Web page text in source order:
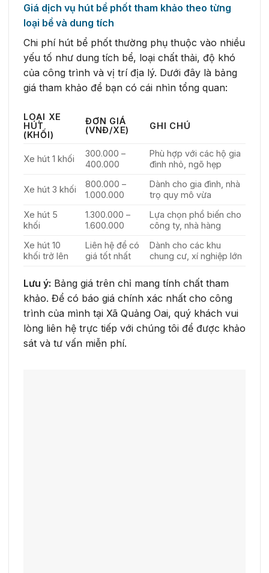
Giá dịch vụ hút bể phốt tham khảo theo từng
loại bể và dung tích
Chi phí hút bể phốt thường phụ thuộc vào nhiều
yếu tố như dung tích bể, loại chất thải, độ khó
của công trình và vị trí địa lý. Dưới đây là bảng
giá tham khảo để bạn có cái nhìn tổng quan:
LOẠI XE
HÚT
(KHỐI)
ĐƠN GIÁ
(VNĐ/XE)
GHI CHÚ
Xe hút 1 khối
300.000 –
400.000
Phù hợp với các hộ gia
đình nhỏ, ngõ hẹp
Xe hút 3 khối
800.000 –
1.000.000
Dành cho gia đình, nhà
trọ quy mô vừa
Xe hút 5
khối
1.300.000 –
1.600.000
Lựa chọn phổ biến cho
công ty, nhà hàng
Xe hút 10
khối trở lên
Liên hệ để có
giá tốt nhất
Dành cho các khu
chung cư, xí nghiệp lớn
Lưu ý: Bảng giá trên chỉ mang tính chất tham
khảo. Để có báo giá chính xác nhất cho công
trình của mình tại Xã Quảng Oai, quý khách vui
lòng liên hệ trực tiếp với chúng tôi để được khảo
sát và tư vấn miễn phí.